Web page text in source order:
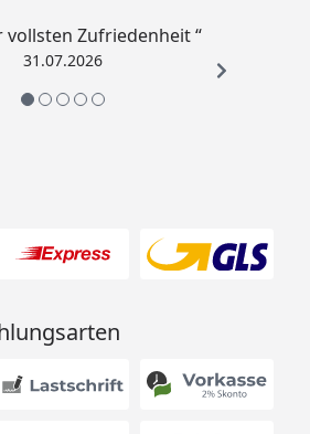
vollsten Zufriedenheit “
31.07.2026